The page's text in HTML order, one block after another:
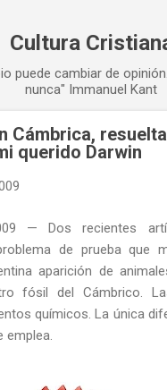
Cultura
puede cambiar de
nunca" Immanuel Kant
Cámbrica,
querido Darwin
— Dos recientes
de prueba que
aparición de
fósil del Cámbrico.
químicos. La única
emplea.